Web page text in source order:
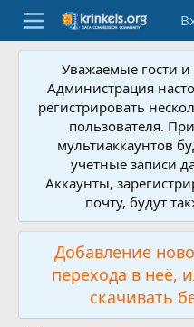
Уважаемые гости
Администрация
регистрировать
пользователя.
мультиаккаунтов
учетные записи
Аккаунты,
почту, будут
Добавление
перехода в неё,
скачивать